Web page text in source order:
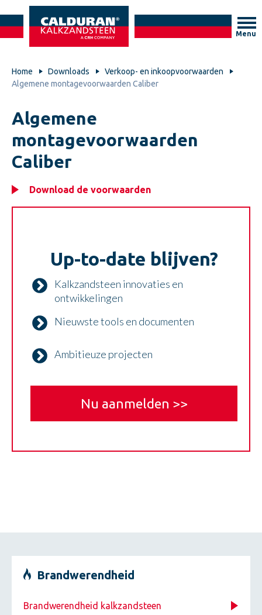
Menu
Home Downloads
Verkoop- en inkoopvoorwaarden
Algemene montagevoorwaarden Caliber
Algemene
montagevoorwaarden
Caliber
Download de voorwaarden
Up-to-date blijven?
Kalkzandsteen innovaties en
ontwikkelingen
Nieuwste tools en documenten
Ambitieuze projecten
Nu aanmelden >>
Brandwerendheid
Brandwerendheid kalkzandsteen